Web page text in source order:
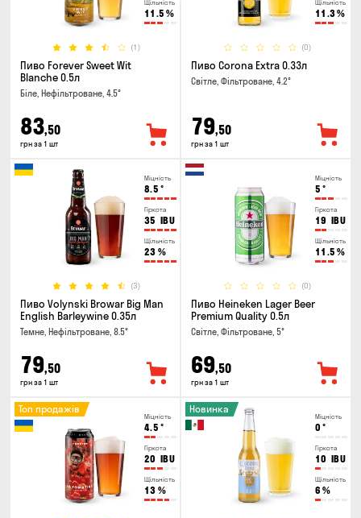
Щільність
11.5 %
(1)
Пиво Forever Sweet Wit
Blanche 0.5л
Біле, Нефільтроване, 4.5°
83,50
грн за 1 шт
Щільність
11.3%
(0)
Пиво Corona Extra 0.33л
Світле, Фільтроване, 4.2°
79,50
грн за 1 шт
Міцність
8.5 °
Гіркота
35 IBU
Щільність
23 %
(3)
Пиво Volynski Browar Big Man
English Barleywine 0.35л
Темне, Нефільтроване, 8.5°
79,50
грн за 1 шт
Міцність
5 °
Гіркота
19 IBU
Щільність
11.5 %
(0)
Пиво Heineken Lager Beer
Premium Quality 0.5л
Світле, Фільтроване, 5°
69,50
грн за 1 шт
Міцність
4.5 °
Гіркота
20 IBU
Щільність
13 %
Топ продажів
Міцність
0 °
Гіркота
10 IBU
Щільність
6 %
Новинка